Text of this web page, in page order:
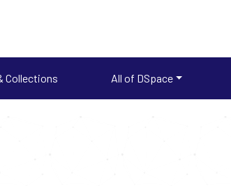
Collections All of DSpace